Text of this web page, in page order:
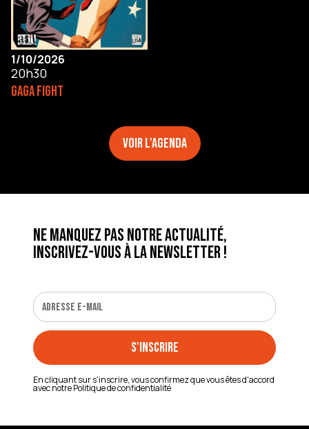
1/10/2026
20h30
GAGA FIGHT
Voir l'agenda
Ne manquez pas notre actualité,
inscrivez-vous à la newsletter !
En cliquant sur s'inscrire, vous confirmez que vous êtes d'accord
avec notrePolitique de confidentialité